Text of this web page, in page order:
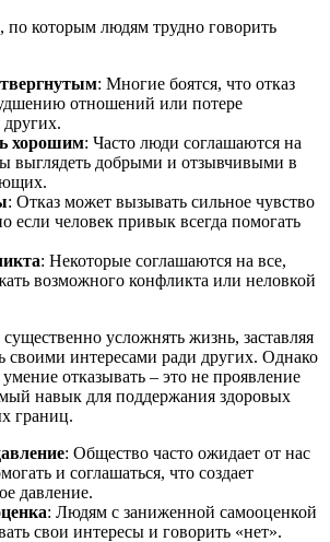
которым людям трудно говорить
: Многие боятся, что отказ
отношений или потере
хорошим: Часто люди соглашаются на
выглядеть добрыми и отзывчивыми в
: Отказ может вызывать сильное чувство
если человек привык всегда помогать
: Некоторые соглашаются на все,
возможного конфликта или неловкой
усложнять жизнь, заставляя
своими интересами ради других. Однако
отказывать – это не проявление
навык для поддержания здоровых
границ.
: Общество часто ожидает от нас
и соглашаться, что создает
давление.
: Людям с заниженной самооценкой
свои интересы и говорить «нет».